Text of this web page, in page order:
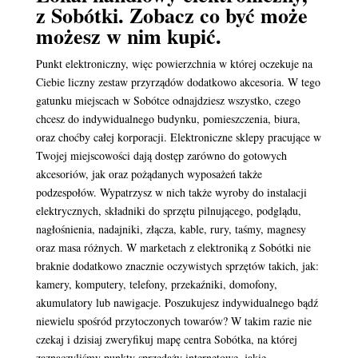
z Sobótki. Zobacz co być może
możesz w nim kupić.
Punkt elektroniczny, więc powierzchnia w której oczekuje na
Ciebie liczny zestaw przyrządów dodatkowo akcesoria. W tego
gatunku miejscach w Sobótce odnajdziesz wszystko, czego
chcesz do indywidualnego budynku, pomieszczenia, biura,
oraz choćby całej korporacji. Elektroniczne sklepy pracujące w
Twojej miejscowości dają dostęp zarówno do gotowych
akcesoriów, jak oraz pożądanych wyposażeń także
podzespołów. Wypatrzysz w nich także wyroby do instalacji
elektrycznych, składniki do sprzętu pilnującego, podglądu,
nagłośnienia, nadajniki, złącza, kable, rury, taśmy, magnesy
oraz masa różnych. W marketach z elektroniką z Sobótki nie
braknie dodatkowo znacznie oczywistych sprzętów takich, jak:
kamery, komputery, telefony, przekaźniki, domofony,
akumulatory lub nawigacje. Poszukujesz indywidualnego bądź
niewielu spośród przytoczonych towarów? W takim razie nie
czekaj i dzisiaj zweryfikuj mapę centra Sobótka, na której